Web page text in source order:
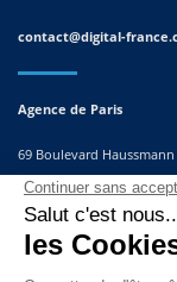
contact@digital-
Agence de Paris
69 Boulevard Haussmann
75008, Paris
France